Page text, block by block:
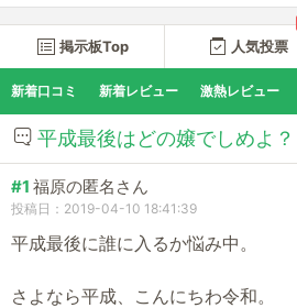
掲示板Top 人気投票
新着口コミ 新着レビュー 激熱レビュー
平成最後はどの嬢でしめよ？
#1 福原の匿名さん
投稿日：2019-04-10 18:41:39
平成最後に誰に入るか悩み中。
さよなら平成、こんにちわ令和。